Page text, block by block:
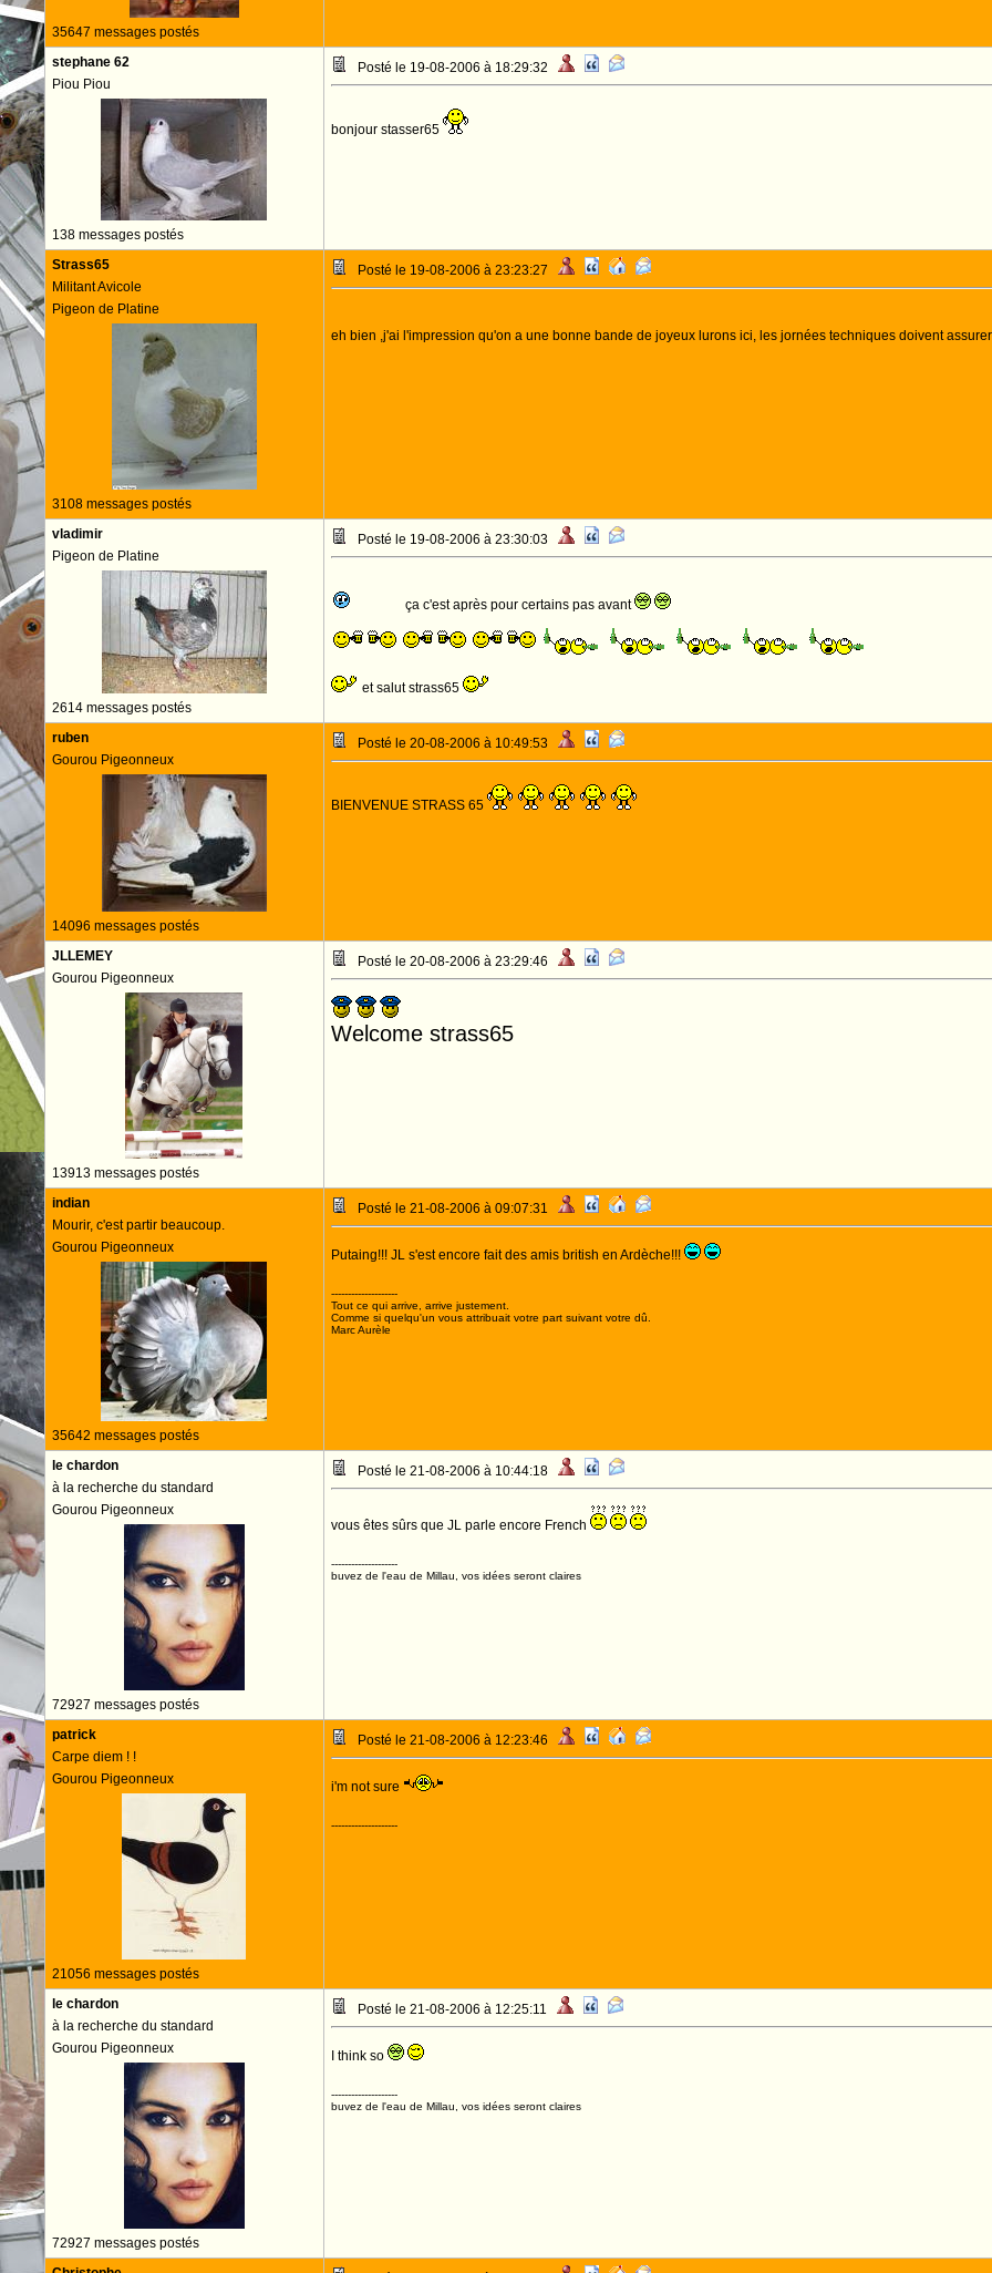
35647 messages postés
stephane 62
Piou Piou
138 messages postés
Posté le 19-08-2006 à 18:29:32
bonjour stasser65
Strass65
Militant Avicole
Pigeon de Platine
3108 messages postés
Posté le 19-08-2006 à 23:23:27
eh bien ,j'ai l'impression qu'on a une bonne bande de joyeux lurons ici, les jornées techniques doivent
vladimir
Pigeon de Platine
2614 messages postés
Posté le 19-08-2006 à 23:30:03
ça c'est après pour certains pas avant
et salut strass65
ruben
Gourou Pigeonneux
14096 messages postés
Posté le 20-08-2006 à 10:49:53
BIENVENUE STRASS 65
JLLEMEY
Gourou Pigeonneux
13913 messages postés
Posté le 20-08-2006 à 23:29:46
Welcome strass65
indian
Mourir, c'est partir beaucoup.
Gourou Pigeonneux
35642 messages postés
Posté le 21-08-2006 à 09:07:31
Putaing!!! JL s'est encore fait des amis british en Ardèche!!!
--------------------
Tout ce qui arrive, arrive justement.
Comme si quelqu'un vous attribuait votre part suivant votre dû.
Marc Aurèle
le chardon
à la recherche du standard
Gourou Pigeonneux
72927 messages postés
Posté le 21-08-2006 à 10:44:18
vous êtes sûrs que JL parle encore French
--------------------
buvez de l'eau de Millau, vos idées seront claires
patrick
Carpe diem ! !
Gourou Pigeonneux
21056 messages postés
Posté le 21-08-2006 à 12:23:46
i'm not sure
--------------------
le chardon
à la recherche du standard
Gourou Pigeonneux
72927 messages postés
Posté le 21-08-2006 à 12:25:11
I think so
--------------------
buvez de l'eau de Millau, vos idées seront claires